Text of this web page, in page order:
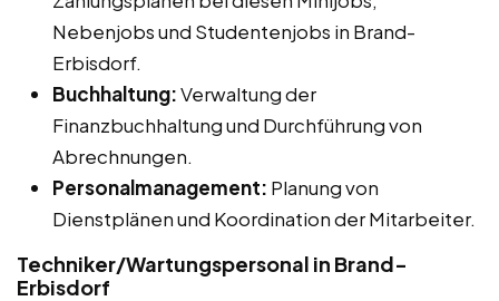
Nebenjobs und Studentenjobs in Brand-
Erbisdorf.
Buchhaltung:Verwaltung der
Finanzbuchhaltung und Durchführung von
Abrechnungen.
Personalmanagement: Planung von
Dienstplänen und Koordination der Mitarbeiter.
Techniker/Wartungspersonal in Brand-
Erbisdorf